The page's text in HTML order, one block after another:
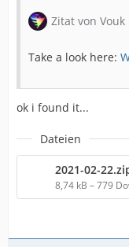
Zitat von Vouk
Take a look here:
ok i found it...
Dateien
2021-02-
8,74 kB – 779